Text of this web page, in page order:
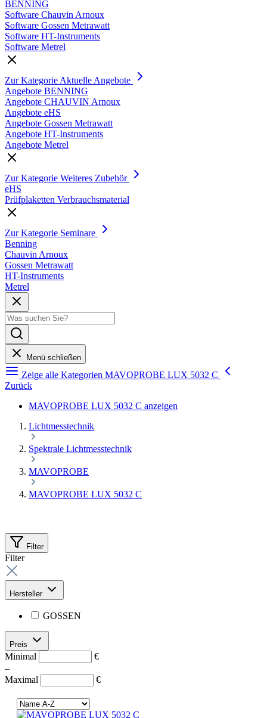
BENNING
Software Chauvin Arnoux
Software Gossen Metrawatt
Software HT-Instruments
Software Metrel
Zur Kategorie Aktuelle Angebote
Angebote BENNING
Angebote CHAUVIN Arnoux
Angebote eHS
Angebote Gossen Metrawatt
Angebote HT-Instruments
Angebote Metrel
Zur Kategorie Weiteres Zubehör
eHS
Prüfplaketten Verbrauchsmaterial
Zur Kategorie Seminare
Benning
Chauvin Arnoux
Gossen Metrawatt
HT-Instruments
Metrel
Menü schließen
Zeige alle Kategorien MAVOPROBE LUX 5032 C
Zurück
MAVOPROBE LUX 5032 C anzeigen
Lichtmesstechnik
Spektrale Lichtmesstechnik
MAVOPROBE
MAVOPROBE LUX 5032 C
Filter
Filter
Hersteller
GOSSEN
Preis
Minimal
€
–
Maximal
€